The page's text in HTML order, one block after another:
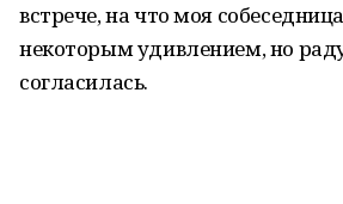
встрече, на что моя
некоторым удивлением, но
согласилась.